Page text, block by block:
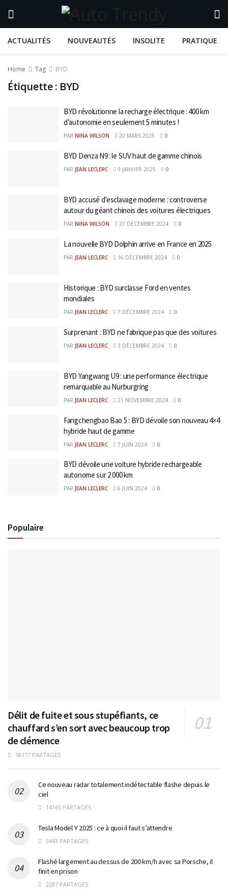
ACTUALITÉS NOUVEAUTÉS INSOLITE PRATIQUE
Home Tag BYD
Étiquette : BYD
BYD révolutionne la recharge électrique : 400 km
d’autonomie en seulement 5 minutes !
PAR NINA WILSON 20 MARS 2025 0
BYD Denza N9 : le SUV haut de gamme chinois
PAR JEAN LECLERC 9 JANVIER 2025 0
BYD accusé d’esclavage moderne : controverse
autour du géant chinois des voitures électriques
PAR NINA WILSON 27 DÉCEMBRE 2024 0
La nouvelle BYD Dolphin arrive en France en 2025
PAR JEAN LECLERC 16 DÉCEMBRE 2024 0
Historique : BYD surclasse Ford en ventes
mondiales
PAR JEAN LECLERC 7 DÉCEMBRE 2024 0
Surprenant : BYD ne fabrique pas que des voitures
PAR JEAN LECLERC 3 DÉCEMBRE 2024 0
BYD Yangwang U9 : une performance électrique
remarquable au Nürburgring
PAR JEAN LECLERC 21 NOVEMBRE 2024 0
Fangchengbao Bao 5 : BYD dévoile son nouveau 4×4
hybride haut de gamme
PAR JEAN LECLERC 7 JUIN 2024 0
BYD dévoile une voiture hybride rechargeable
autonome sur 2 000 km
PAR JEAN LECLERC 6 JUIN 2024 0
Populaire
Délit de fuite et sous stupéfiants, ce
chauffard s’en sort avec beaucoup trop
de clémence
18177 PARTAGES
Ce nouveau radar totalement indétectable flashe depuis le
ciel
14165 PARTAGES
Tesla Model Y 2025 : ce à quoi il faut s’attendre
3443 PARTAGES
Flashé largement au dessus de 200 km/h avec sa Porsche, il
finit en prison
2287 PARTAGES